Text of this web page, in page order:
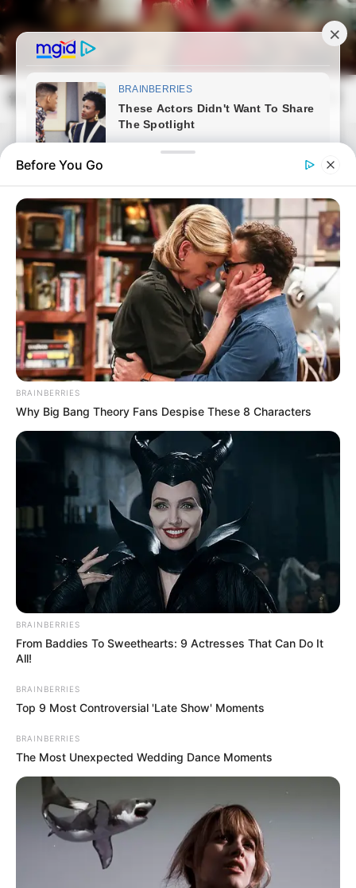
Skip
to
content
frissvilag.com
Open
Search
PostedFriss hírek
ÚJ FORDULAT A SZŐLŐ
UTCAI BOTRÁNYBAN!
June 20, 2026
Before You Go
BRAINBERRIES
Why Big Bang Theory Fans Despise These 8 Characters
BRAINBERRIES
From Baddies To Sweethearts: 9 Actresses That Can Do It
All!
BRAINBERRIES
Top 9 Most Controversial 'Late Show' Moments
BRAINBERRIES
The Most Unexpected Wedding Dance Moments